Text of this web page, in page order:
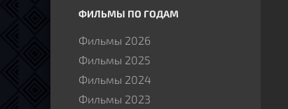
ФИЛЬМЫ ПО ГОДАМ
Фильмы 2026
Фильмы 2025
Фильмы 2024
Фильмы 2023